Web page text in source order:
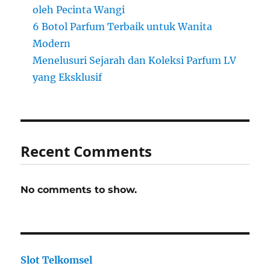
oleh Pecinta Wangi
6 Botol Parfum Terbaik untuk Wanita
Modern
Menelusuri Sejarah dan Koleksi Parfum LV
yang Eksklusif
Recent Comments
No comments to show.
Slot Telkomsel